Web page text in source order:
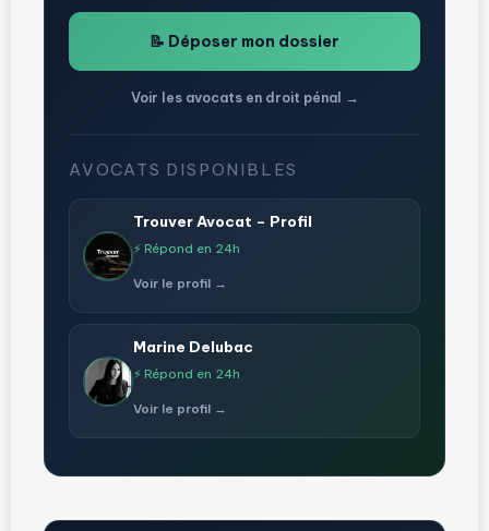
📝 Déposer mon dossier
Voir les avocats en droit pénal →
AVOCATS DISPONIBLES
Trouver Avocat – Profil
⚡ Répond en 24h
Voir le profil →
Marine Delubac
⚡ Répond en 24h
Voir le profil →